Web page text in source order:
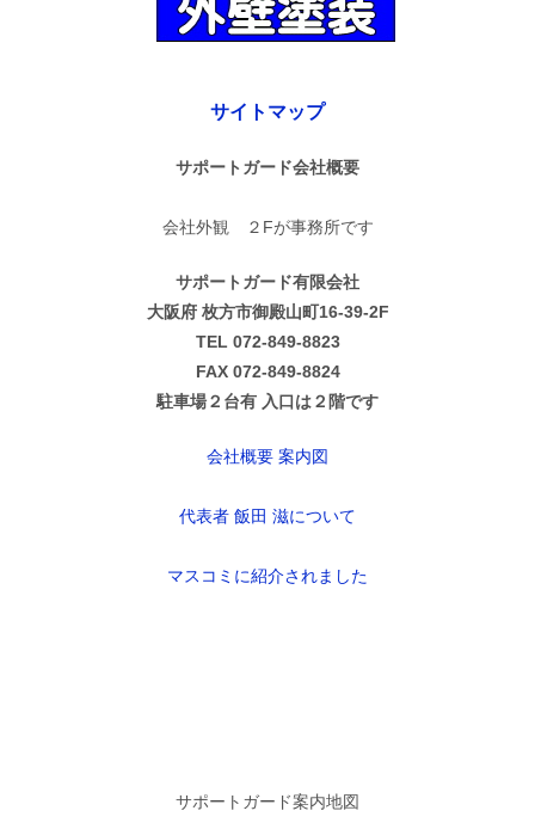
サイトマップ
サポートガード会社概要
会社外観 ２Fが事務所です
サポートガード有限会社
大阪府 枚方市御殿山町16-39-2F
TEL 072-849-8823
FAX 072-849-8824
駐車場２台有 入口は２階です
会社概要 案内図
代表者 飯田 滋について
マスコミに紹介されました
サポートガード案内地図